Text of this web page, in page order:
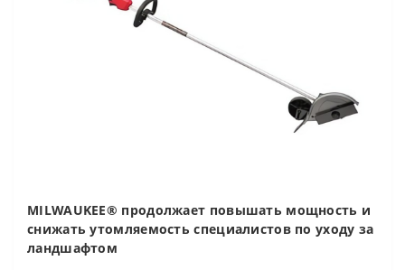
MILWAUKEE® продолжает повышать мощность и
снижать утомляемость специалистов по уходу за
ландшафтом